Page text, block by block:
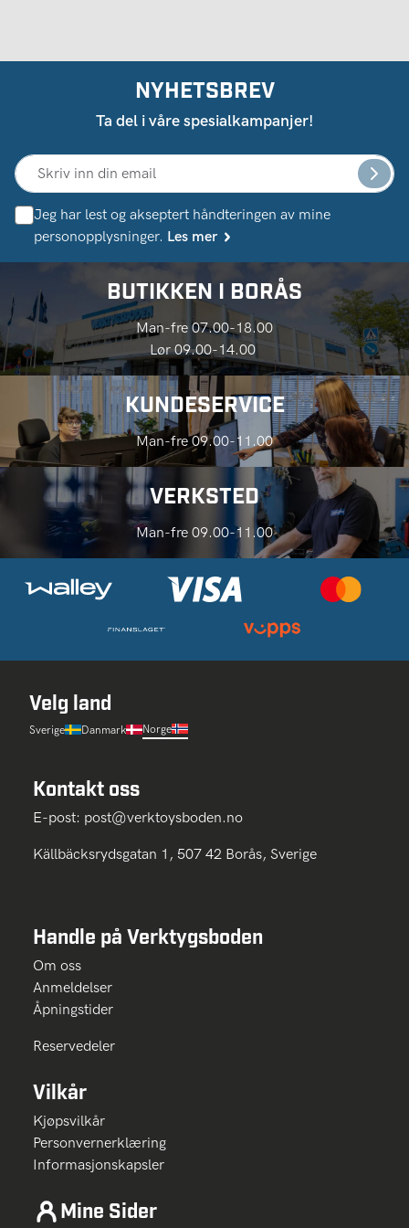
NYHETSBREV
Ta del i våre spesialkampanjer!
Jeg har lest og akseptert håndteringen av mine
personopplysninger. Les mer
BUTIKKEN I BORÅS
Man-fre 07.00-18.00
Lør 09.00-14.00
KUNDESERVICE
Man-fre 09.00-11.00
VERKSTED
Man-fre 09.00-11.00
Velg land
Sverige Danmark Norge
Kontakt oss
E-post: post@verktoysboden.no
Källbäcksrydsgatan 1, 507 42 Borås, Sverige
Handle på Verktygsboden
Om oss
Anmeldelser
Åpningstider
Reservedeler
Vilkår
Kjøpsvilkår
Personvernerklæring
Informasjonskapsler
Mine Sider